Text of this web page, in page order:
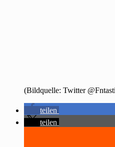
(Bildquelle: Twitter
teilen
teilen